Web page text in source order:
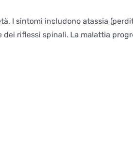
I sintomi includono atassia
riflessi spinali. La malattia